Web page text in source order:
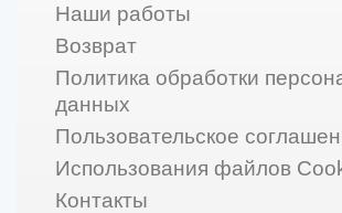
Наши работы
Возврат
Политика обработки
данных
Пользовательское
Использования файлов
Контакты